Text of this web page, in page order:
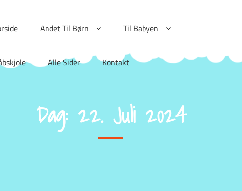
Andet Til Børn Til Babyen
Alle Sider Kontakt
Dag: 22. Juli 2024